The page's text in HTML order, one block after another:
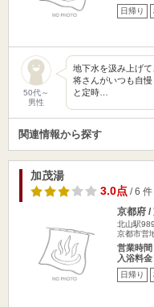
日帰り
50代～
男性
地下水を汲み上げ
将さんがいつも自
と定時…
関連情報から探す
加茂湯
3.0点/ 6 件
京都府 /
北山駅
京都市営
営業時
入浴料
日帰り